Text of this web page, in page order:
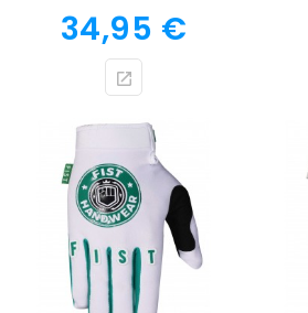
Prix
34,95 €